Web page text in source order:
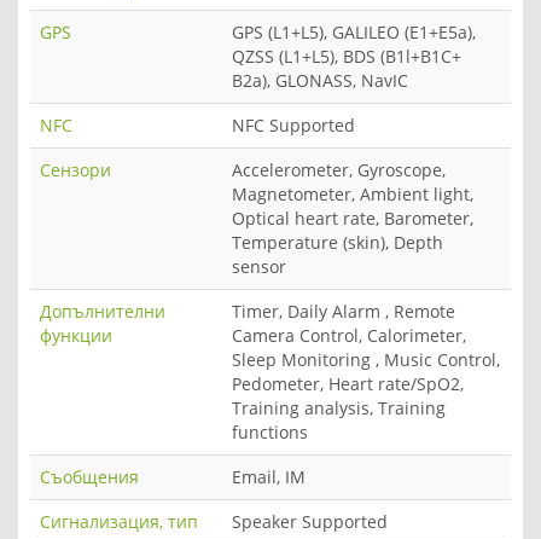
GPS
GPS (L1+L5), GALILEO (E1+E5a),
QZSS (L1+L5), BDS (B1l+B1C+
B2a), GLONASS, NavIC
NFC
NFC Supported
Сензори
Accelerometer, Gyroscope,
Magnetometer, Ambient light,
Optical heart rate, Barometer,
Temperature (skin), Depth
sensor
Допълнителни
функции
Timer, Daily Alarm , Remote
Camera Control, Calorimeter,
Sleep Monitoring , Music Control,
Pedometer, Heart rate/SpO2,
Training analysis, Training
functions
Съобщения
Email, IM
Сигнализация, тип
Speaker Supported